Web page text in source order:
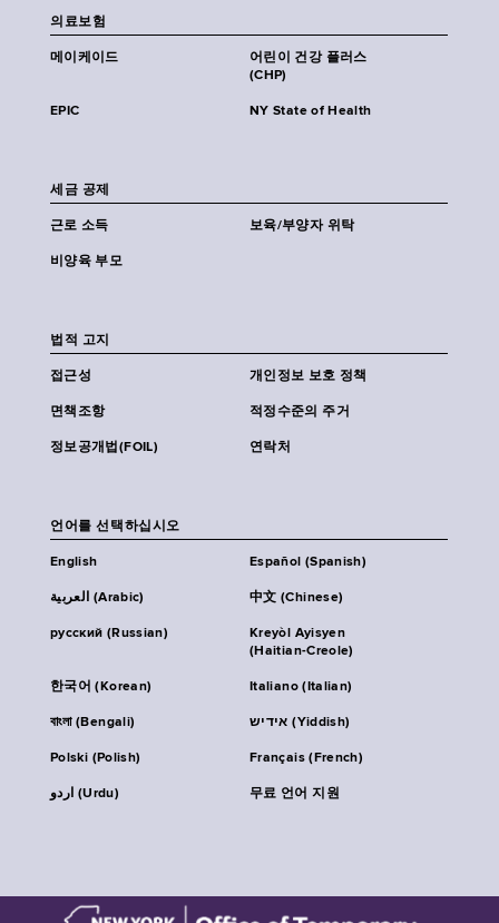
의료보험
메이케이드
어린이 건강 플러스
(CHP)
EPIC NY State of Health
세금 공제
근로 소득 보육/부양자 위탁
비양육 부모
법적 고지
접근성 개인정보 보호 정책
면책조항 적정수준의 주거
정보공개법(FOIL) 연락처
언어를 선택하십시오
English Español (Spanish)
العربية (Arabic) 中文 (Chinese)
русский (Russian)
Kreyòl Ayisyen
(Haitian-Creole)
한국어 (Korean) Italiano (Italian)
বাংলা (Bengali) אידיש (Yiddish)
Polski (Polish) Français (French)
اردو (Urdu) 무료 언어 지원